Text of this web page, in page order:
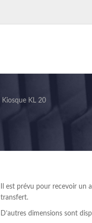
Kiosque KL 20
Il est prévu pour recevoir un
transfert.
D’autres dimensions sont